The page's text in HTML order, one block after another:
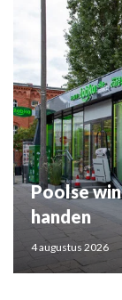
Poolse
handen
4 augustus 2026